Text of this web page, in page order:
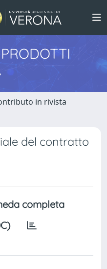
in rivista
del contratto
completa